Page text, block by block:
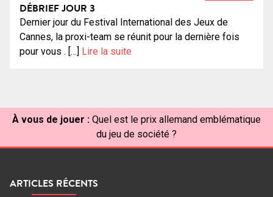
DÉBRIEF JOUR 3
Dernier jour du Festival International des Jeux de
Cannes, la proxi-team se réunit pour la dernière fois
pour vous . […] Lire la suite
À vous de jouer : Quel est le prix allemand emblématique
du jeu de société ?
ARTICLES RÉCENTS